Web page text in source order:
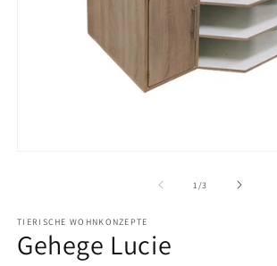
1/von
3
TIERISCHE WOHNKONZEPTE
Gehege Lucie